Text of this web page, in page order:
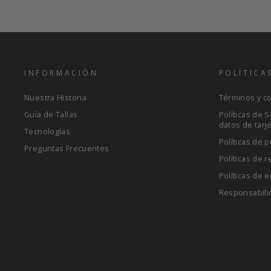
INFORMACIÓN
Nuestra Historia
Guía de Tallas
Tecnologías
Preguntas Frecuentes
POLÍTICAS
Términos y
Políticas de
datos de
Políticas de
Políticas de
Políticas de